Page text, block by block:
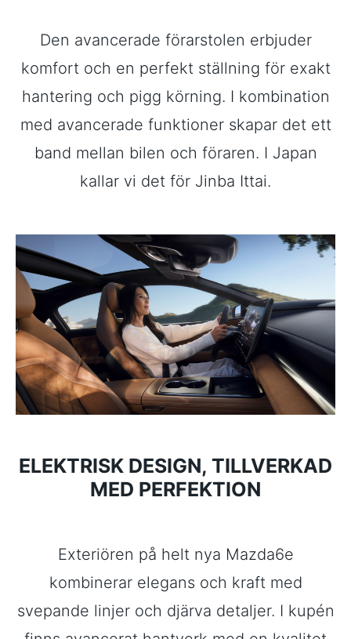
Den avancerade förarstolen erbjuder
komfort och en perfekt ställning för exakt
hantering och pigg körning. I kombination
med avancerade funktioner skapar det ett
band mellan bilen och föraren. I Japan
kallar vi det för Jinba Ittai.
ELEKTRISK DESIGN, TILLVERKAD
MED PERFEKTION
Exteriören på helt nya Mazda6e
kombinerar elegans och kraft med
svepande linjer och djärva detaljer. I kupén